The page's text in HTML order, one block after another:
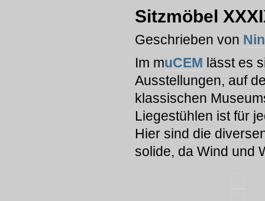
Sitzmöbel
Geschrieben von
Im muCEM lässt es
Ausstellungen, auf
klassischen
Liegestühlen ist für
Hier sind die
solide, da Wind und